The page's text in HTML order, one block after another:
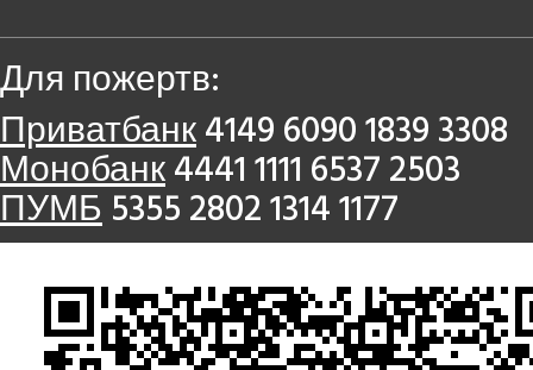
Для пожертв:
Приватбанк4149 6090 1839 3308
Монобанк4441 1111 6537 2503
ПУМБ5355 2802 1314 1177